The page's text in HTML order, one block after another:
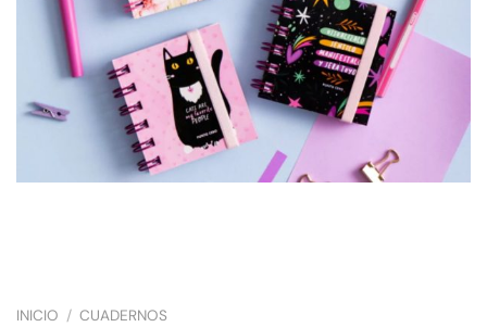
INICIO / CUADERNOS